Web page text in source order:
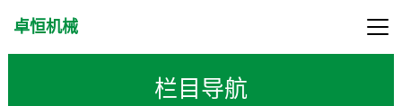
卓恒机械
栏目导航